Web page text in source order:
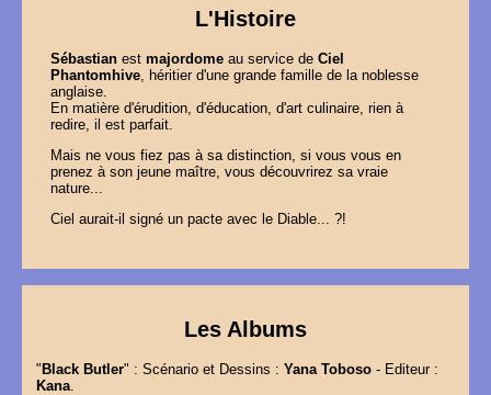
L'Histoire
Sébastianest majordomeau service de Ciel
Phantomhive, héritier d'une grande famille de la noblesse
anglaise.
En matière d'érudition, d'éducation, d'art culinaire, rien à
redire, il est parfait.
Mais ne vous fiez pas à sa distinction, si vous vous en
prenez à son jeune maître, vous découvrirez sa vraie
nature...
Ciel aurait-il signé un pacte avec le Diable... ?!
Les Albums
" Black Butler" : Scénario et Dessins : Yana Toboso- Editeur :
Kana.